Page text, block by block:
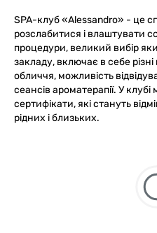
SPA-клуб «Alessandro» - це
розслабитися і влаштувати
процедури, великий вибір
закладу, включає в себе
обличчя, можливість
сеансів ароматерапії. У
сертифікати, які стануть
рідних і близьких.